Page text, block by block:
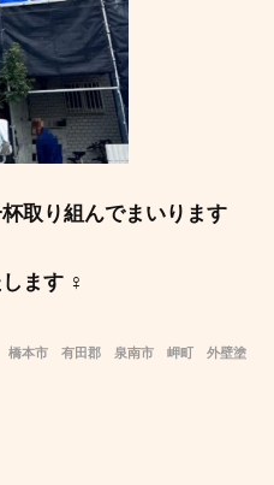
取り組んでまいります
ます ‍♀️
橋本市 有田郡 泉南市 岬町 外壁塗